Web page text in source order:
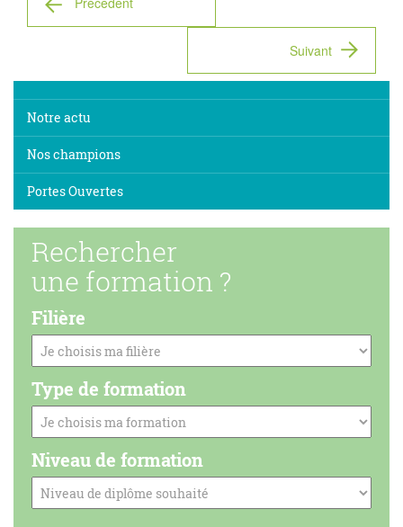
Suivant
Notre actu
Nos champions
Portes Ouvertes
Rechercher
une formation ?
Filière
Type de formation
Niveau de formation